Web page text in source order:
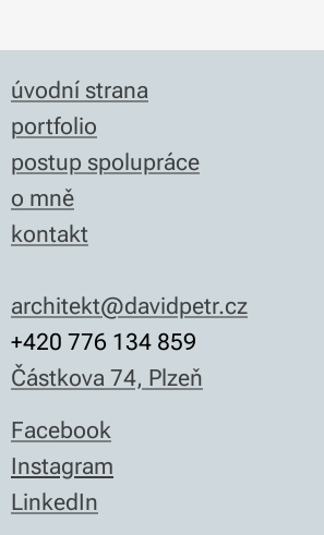
úvodní strana
portfolio
postup spolupráce
o mně
kontakt
architekt@davidpetr.cz
+420 776 134 859
Částkova 74, Plzeň
Facebook
Instagram
LinkedIn